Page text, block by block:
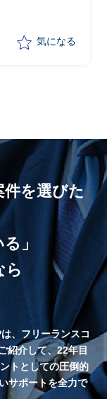
気になる
件を選びた
」
ら
、フリーランスコ
紹介して、22年目
トとしての圧倒的
サポートを全力で